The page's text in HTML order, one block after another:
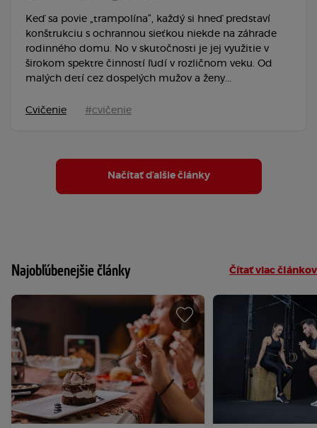
Keď sa povie „trampolína“, každý si hneď predstaví
konštrukciu s ochrannou sieťkou niekde na záhrade
rodinného domu. No v skutočnosti je jej využitie v
širokom spektre činností ľudí v rozličnom veku. Od
malých detí cez dospelých mužov a ženy...
Cvičenie #cvičenie
Načítať ďalšie články
Najobľúbenejšie články Čítať viac článkov